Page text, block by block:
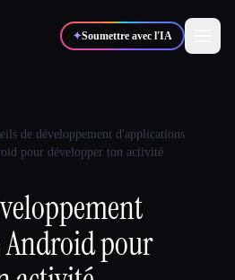
✦Soumettre avec l'IA
🎨Designers
🎬Créateurs
de développement d'applications
pour développer ton activité
pour